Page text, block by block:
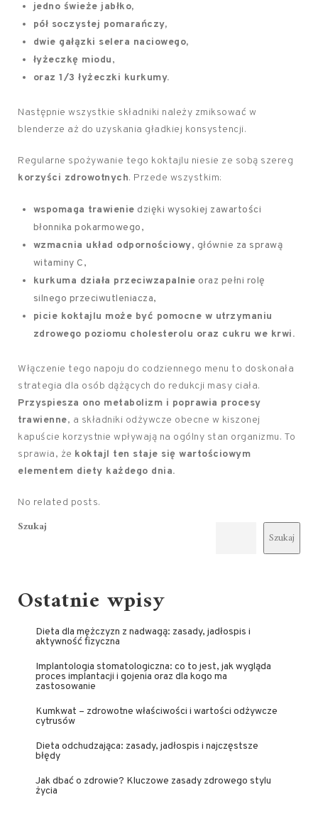
jedno świeże jabłko,
pół soczystej pomarańczy,
dwie gałązki selera naciowego,
łyżeczkę miodu,
oraz 1/3 łyżeczki kurkumy.
Następnie wszystkie składniki należy zmiksować w
blenderze aż do uzyskania gładkiej konsystencji.
Regularne spożywanie tego koktajlu niesie ze sobą szereg
korzyści zdrowotnych. Przede wszystkim:
wspomaga trawienie dzięki wysokiej zawartości
błonnika pokarmowego,
wzmacnia układ odpornościowy, głównie za sprawą
witaminy C,
kurkuma działa przeciwzapalnie oraz pełni rolę
silnego przeciwutleniacza,
picie koktajlu może być pomocne w utrzymaniu
zdrowego poziomu cholesterolu oraz cukru we krwi.
Włączenie tego napoju do codziennego menu to doskonała
strategia dla osób dążących do redukcji masy ciała.
Przyspiesza ono metabolizm i poprawia procesy
trawienne, a składniki odżywcze obecne w kiszonej
kapuście korzystnie wpływają na ogólny stan organizmu. To
sprawia, że koktajl ten staje się wartościowym
elementem diety każdego dnia.
No related posts.
Szukaj
Szukaj
Ostatnie wpisy
Dieta dla mężczyzn z nadwagą: zasady, jadłospis i
aktywność fizyczna
Implantologia stomatologiczna: co to jest, jak wygląda
proces implantacji i gojenia oraz dla kogo ma
zastosowanie
Kumkwat – zdrowotne właściwości i wartości odżywcze
cytrusów
Dieta odchudzająca: zasady, jadłospis i najczęstsze
błędy
Jak dbać o zdrowie? Kluczowe zasady zdrowego stylu
życia